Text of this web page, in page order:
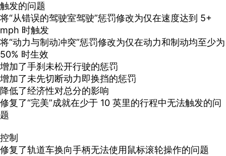
触发的问题
将“从错误的驾驶室驾驶”惩罚修改为仅在速度达到 5+
mph 时触发
将“动力与制动冲突”惩罚修改为仅在动力和制动均至少为
50% 时生效
增加了手刹未松开行驶的惩罚
增加了未先切断动力即换挡的惩罚
降低了经济性对总分的影响
修复了“完美”成就在少于 10 英里的行程中无法触发的问
题
控制
修复了轨道车换向手柄无法使用鼠标滚轮操作的问题